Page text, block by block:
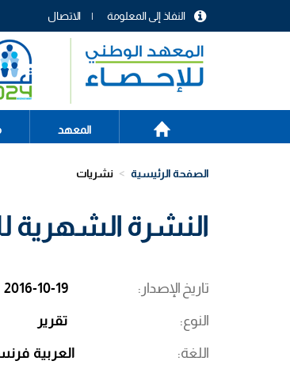
menu
header
الاتصال النفاذ إلى المعلومة
Main
navigation
الرئيسية
المعهد
الصفحة الرئيسية نشريات
النشرة الشهرية
تاريخ الإصدار 2016-10-19
النوع تقرير
اللغة العربية